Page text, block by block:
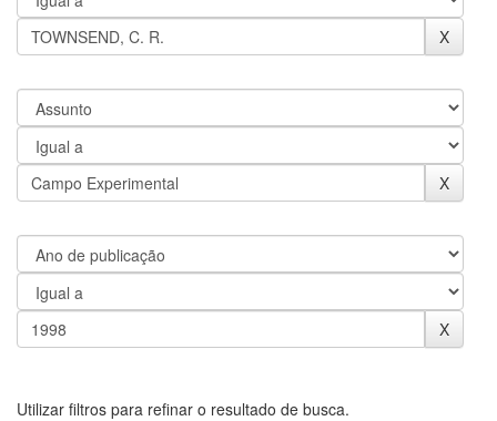
Utilizar filtros para refinar o resultado de busca.